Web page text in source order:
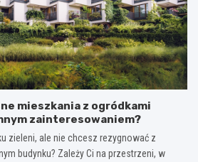
mieszkania z ogródkami
zainteresowaniem?
zieleni, ale nie chcesz rezygnować z
budynku? Zależy Ci na przestrzeni, w